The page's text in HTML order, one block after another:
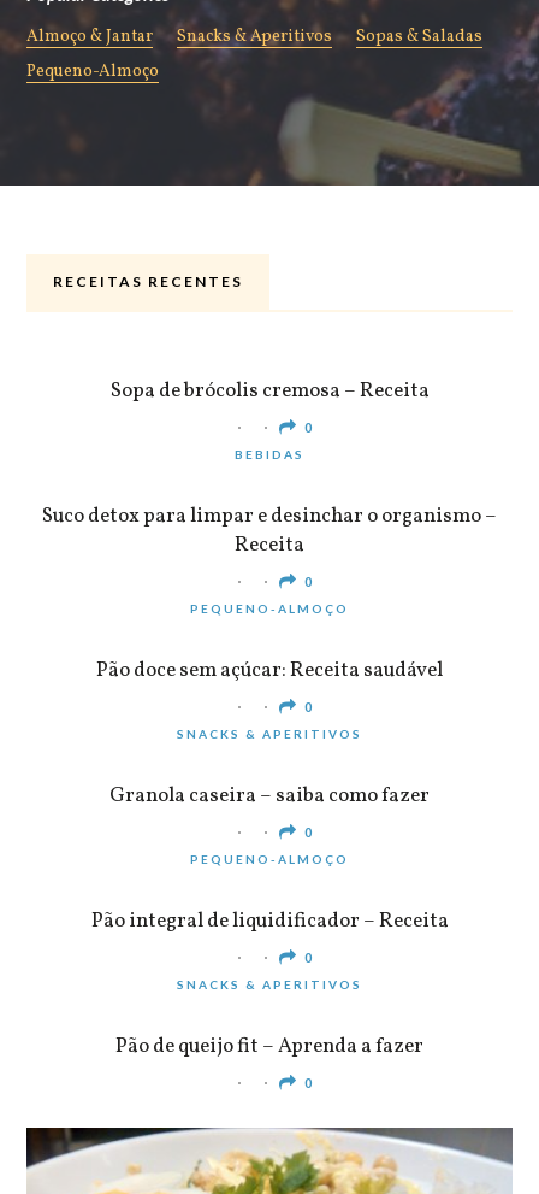
Almoço & Jantar Snacks & Aperitivos
Sopas & Saladas
Pequeno-Almoço
RECEITAS RECENTES
Sopa de brócolis cremosa – Receita
0
BEBIDAS
Suco detox para limpar e desinchar o organismo –
Receita
0
PEQUENO-ALMOÇO
Pão doce sem açúcar: Receita saudável
0
SNACKS & APERITIVOS
Granola caseira – saiba como fazer
0
PEQUENO-ALMOÇO
Pão integral de liquidificador – Receita
0
SNACKS & APERITIVOS
Pão de queijo fit – Aprenda a fazer
0